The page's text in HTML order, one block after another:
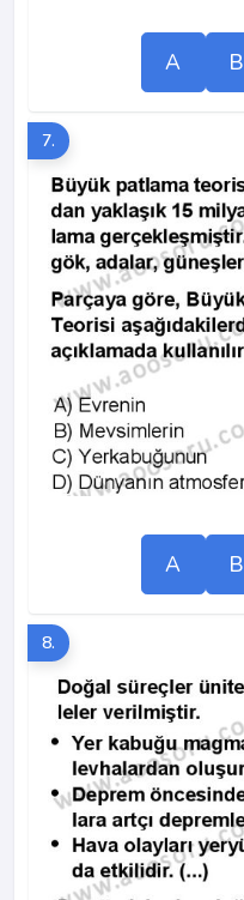
A B
7.
A B
8.